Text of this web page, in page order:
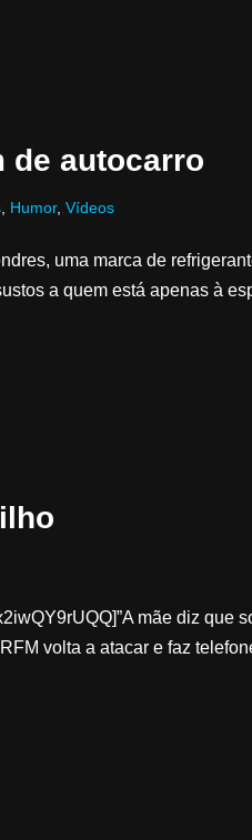
de autocarro
, Humor, Vídeos
uma marca de
a quem está apenas à
mãe diz que
volta a atacar e faz